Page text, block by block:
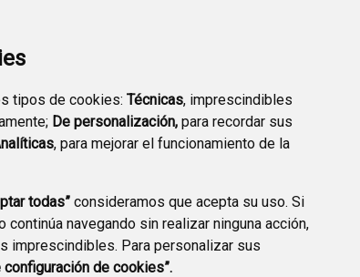
tipos de cookies: Técnicas, imprescindibles
De personalización, para recordar sus
, para mejorar el funcionamiento de la
todas” consideramos que acepta su uso. Si
continúa navegando sin realizar ninguna acción,
imprescindibles. Para personalizar sus
configuración de cookies”.
ENLACES A TRÁMITES
HABITUALES